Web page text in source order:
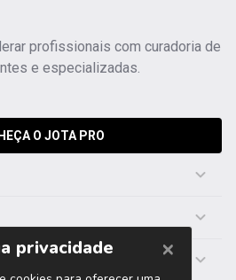
profissionais com curadoria de
e especializadas.
O JOTA PRO